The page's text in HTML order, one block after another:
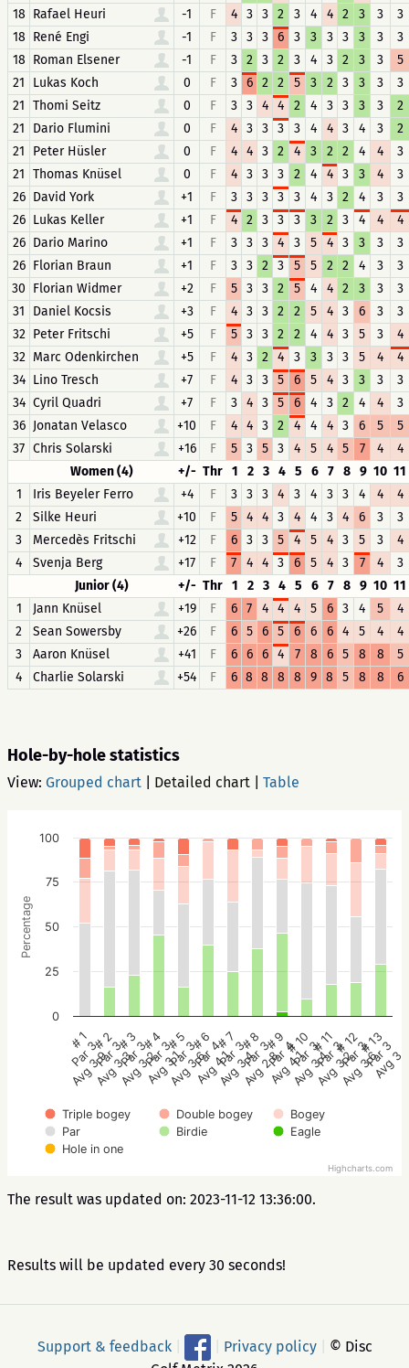
18 Rafael Heuri -1 F 4 3 3 2 3 4 4 2 3 3
3
18 René Engi -1 F 3 3 3 6 3 3 3 3 3 3
3
18 Roman Elsener -1 F 3 2 3 2 3 4 3 2 3 3
5
21
Lukas Koch 0 F 3 6 2 2 5 3 2 3 3 3
3
21 Thomi Seitz 0 F 3 3 4 4 2 4 3 3 3 3
2
21
Dario Flumini 0 F 4 3 3 3 3 4 4 3 4 3
2
21
Peter Hüsler 0 F 4 4 3 2 4 3 2 2 4 4
3
21 Thomas Knüsel 0 F 4 3 3 3 2 4 4 3 3 4
3
26 David York +1 F 3 3 3 3 3 4 3 2 4 3
3
26 Lukas Keller +1 F 4 2 3 3 3 3 2 3 4 4
4
26 Dario Marino +1 F 3 3 3 4 3 5 4 3 3 3
3
26 Florian Braun +1 F 3 3 2 3 5 5 2 2 4 3
3
30 Florian Widmer +2 F 5 3 3 2 5 4 4 2 3 3
3
31
Daniel Kocsis +3 F 4 3 3 2 2 5 4 3 6 3
3
32 Peter Fritschi +5 F 5 3 3 2 2 4 4 3 5 3
4
32 Marc Odenkirchen +5 F 4 3 2 4 3 3 3 3 5 4
4
34 Lino Tresch +7 F 4 3 3 5 6 5 4 3 3 3
3
34 Cyril Quadri +7 F 3 4 3 5 6 4 3 2 4 4
3
36 Jonatan Velasco +10 F 4 4 3 2 4 4 4 3 6 5
5
37 Chris Solarski +16 F 5 3 5 3 4 5 4 5 7 4
4
Women (4)
+/- Thr 1 2 3 4 5 6 7 8 9 10 11
1
Iris Beyeler Ferro +4 F 3 3 3 4 3 4 3 3 4 4
4
2
Silke Heuri +10 F 5 4 4 3 4 4 3 4 6 3
3
3
Mercedès Fritschi +12 F 6 3 3 5 4 5 4 3 5 3
4
4
Svenja Berg +17 F 7 4 4 3 6 5 4 3 7 4
3
Junior (4)
+/- Thr 1 2 3 4 5 6 7 8 9 10 11
1
Jann Knüsel +19 F 6 7 4 4 4 5 6 3 4 5
4
2
Sean Sowersby +26 F 6 5 6 5 6 6 6 4 5 4
4
3
Aaron Knüsel +41 F 6 6 6 4 7 8 6 5 8 8
5
4
Charlie Solarski +54 F 6 8 8 8 8 9 8 5 8 8 6
Hole-by-hole statistics
View: Grouped chart Detailed chart Table
Percentage
Triple bogey Double bogey
Bogey
Par
Birdie
Eagle
Hole in one
# 1
Par 3
Avg 3.9
# 2
Par 3
Avg 3.3
# 3
Par 3
Avg 3.2
# 4
Par 3
Avg 3.1
# 5
Par 3
Avg 3.6
# 6
Par 4
Avg 4.1
# 7
Par 3
Avg 3.4
# 8
Par 3
Avg 2.8
# 9
Par 4
Avg 4.1
# 10
Par 3
Avg 3.4
# 11
Par 3
Avg 3.2
# 12
Par 3
Avg 3.6
# 13
Par 3
Avg 3
0
25
50
75
100
Highcharts.com
The result was updated on: 2023-11-12 13:36:00.
Results will be updated every 30 seconds!
Support & feedback Privacy policy
© Disc